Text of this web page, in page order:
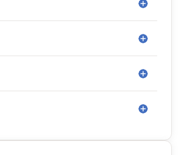
かわからない、どう進めればよいか
った方に対して税金以外の部分に
ートをさせて頂いております。
ょうが、20年30年と進むと事業承継
て廃業といったことも視野に入れ
ません。当事務所は成長の先の上場